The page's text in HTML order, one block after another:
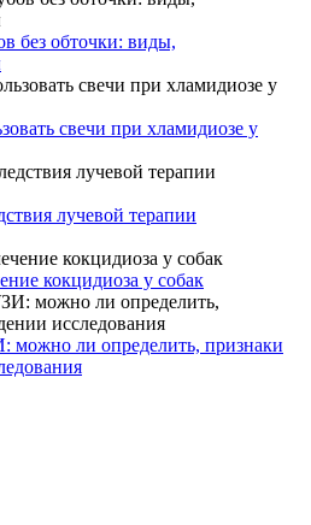
без обточки: виды,
свечи при хламидиозе у
лучевой терапии
кокцидиоза у собак
можно ли определить, признаки